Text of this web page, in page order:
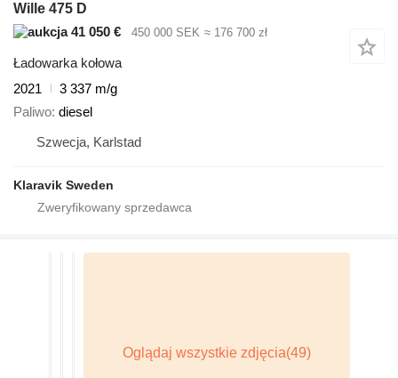
Wille 475 D
41 050 €
450 000 SEK ≈ 176 700 zł
Ładowarka kołowa
2021
3 337 m/g
Paliwo diesel
Szwecja, Karlstad
Klaravik Sweden